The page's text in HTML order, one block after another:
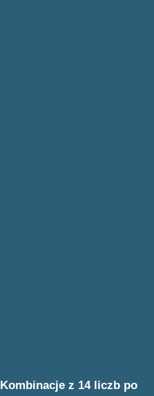
Kombinacje z 14 liczb po